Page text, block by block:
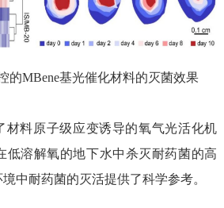
的MBene基光催化材料的灭菌效果
材料原子级应变诱导的氧气光活化机
低溶解氧的地下水中杀灭耐药菌的高
境中耐药菌的灭活提供了科学参考。